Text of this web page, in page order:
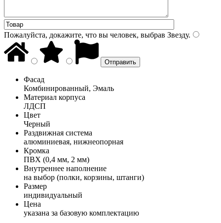
Пожалуйста, докажите, что вы человек, выбрав Звезду.
Фасад
Комбинированный, Эмаль
Материал корпуса
ЛДСП
Цвет
Черный
Раздвижная система
алюминиевая, нижнеопорная
Кромка
ПВХ (0,4 мм, 2 мм)
Внутреннее наполнение
на выбор (полки, корзины, штанги)
Размер
индивидуальный
Цена
указана за базовую комплектацию